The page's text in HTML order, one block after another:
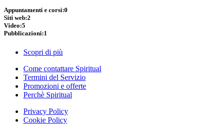
Appuntamenti e corsi:0
Siti web:2
Video:5
Pubblicazioni:1
Scopri di più
Come contattare Spiritual
Termini del Servizio
Promozioni e offerte
Perchè Spiritual
Privacy Policy
Cookie Policy